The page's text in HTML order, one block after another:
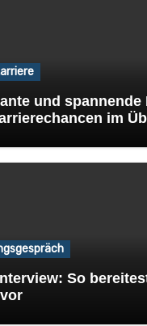
und spannende
im
So